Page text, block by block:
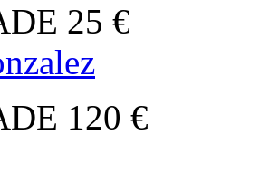
25 €
120 €